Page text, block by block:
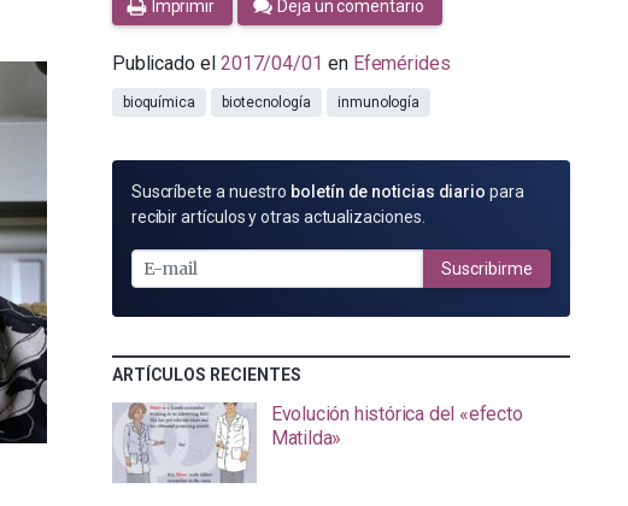
Imprimir Deja un comentario
Publicado el 2017/04/01 en Efemérides
bioquímica biotecnología inmunología
SUSCRÍBETE
POR
MAIL
Suscríbete a nuestro boletín de noticias diario para
recibir artículos y otras actualizaciones.
Suscribirme
ARTÍCULOS RECIENTES
Evolución histórica del «efecto
Matilda»